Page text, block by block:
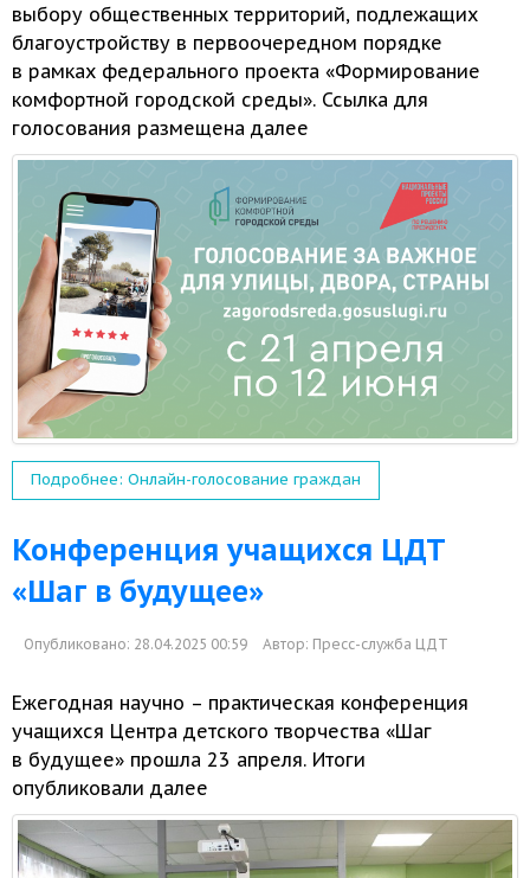
выбору общественных территорий, подлежащих
благоустройству в первоочередном порядке
в рамках федерального проекта «Формирование
комфортной городской среды». Ссылка для
голосования размещена далее
Подробнее: Онлайн-голосование граждан
Конференция учащихся ЦДТ
«Шаг в будущее»
Опубликовано: 28.04.2025 00:59 Автор: Пресс-служба ЦДТ
Ежегодная научно – практическая конференция
учащихся Центра детского творчества «Шаг
в будущее» прошла 23 апреля. Итоги
опубликовали далее